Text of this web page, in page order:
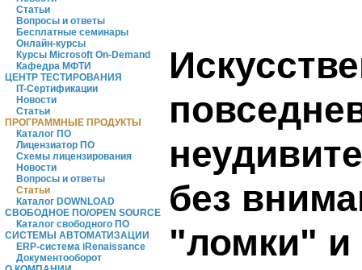
Статьи
Вопросы и ответы
Бесплатные семинары
Онлайн-курсы
Курсы Microsoft On-Demand
Кафедра МФТИ
ЦЕНТР ТЕСТИРОВАНИЯ
IT-Сертификации
Новости
Статьи
ПРОГРАММНЫЕ ПРОДУКТЫ
Каталог ПО
Лицензиатор ПО
Схемы лицензирования
Новости
Вопросы и ответы
Статьи
Каталог DOWNLOAD
СВОБОДНОЕ ПО/OPEN SOURCE
Каталог свободного ПО
СИСТЕМЫ АВТОМАТИЗАЦИИ
ERP-система iRenaissance
Документооборот
без
"ломки" и